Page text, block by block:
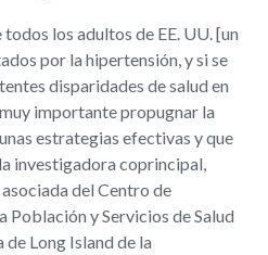
los adultos de EE. UU. [un
por la hipertensión, y si se
disparidades de salud en
importante propugnar la
estrategias efectivas y que
investigadora coprincipal,
asociada del Centro de
Población y Servicios de Salud
Long Island de la